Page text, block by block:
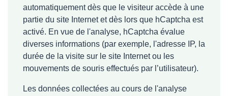
automatiquement dès que le visiteur accède à une
partie du site Internet et dès lors que hCaptcha est
activé. En vue de l'analyse, hCaptcha évalue
diverses informations (par exemple, l'adresse IP, la
durée de la visite sur le site Internet ou les
mouvements de souris effectués par l’utilisateur).
Les données collectées au cours de l'analyse